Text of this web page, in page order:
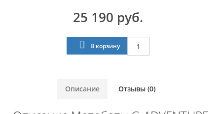
25 190 руб.
В корзину
Описание Отзывы (0)